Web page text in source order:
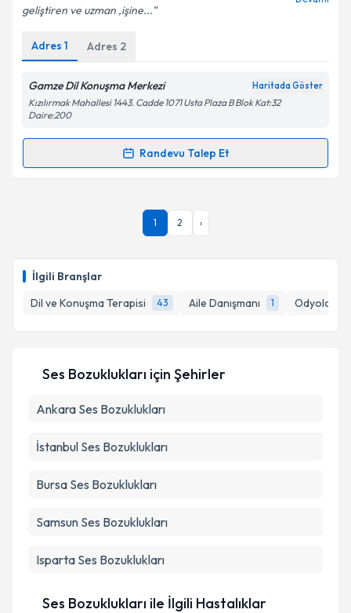
İlgili Branşlar
Dil ve Konuşma Terapisi
43 Aile Danışmanı 1 Odyoloji
Kişisel verilerimin işlenmesine ilişkinAydınlatma
Metni'ni okudum ve kişisel verilerimin belirtilen
kapsamda işlenmesini kabul ediyorum.
Takvim Talebini Gönder
geliştiren ve uzman ,işine...
Adres 1 Adres 2
Gamze Dil Konuşma Merkezi Haritada Göster
Kızılırmak Mahallesi 1443. Cadde 1071 Usta Plaza B Blok Kat:32
Daire:200
Randevu Talep Et
Randevu Takvimi Talebi
Dil ve Konuşma Terapisti Elif Özer
takvimi talebi oluşturun. Size bu uzmandan randevu
bilgilendireceğiz.
Kişisel verilerimin işlenmesine ilişkin
'ni okudum ve kişisel verilerimin belirtilen
Takvim Talebini Gönder
1 2 ›
Ses Bozuklukları için Şehirler
Ankara Ses Bozuklukları
İstanbul Ses Bozuklukları
Bursa Ses Bozuklukları
Samsun Ses Bozuklukları
Isparta Ses Bozuklukları
Ses Bozuklukları ile İlgili Hastalıklar